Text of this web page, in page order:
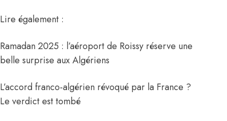
Lire également :
Ramadan 2025 : l’aéroport de Roissy réserve une
belle surprise aux Algériens
L’accord franco-algérien révoqué par la France ?
Le verdict est tombé